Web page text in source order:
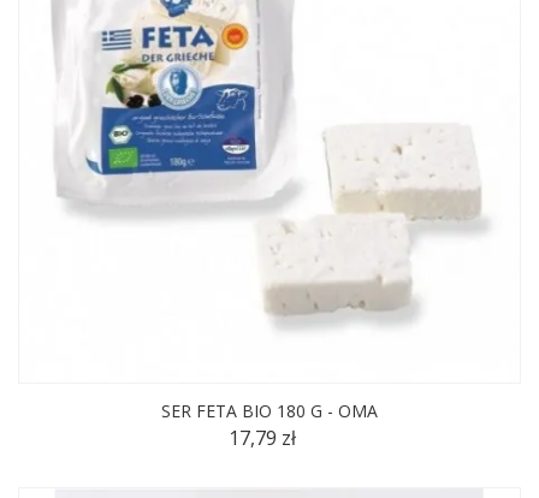
SER FETA BIO 180 G - OMA
17,79 zł